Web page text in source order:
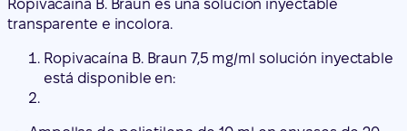
Ampollas de polietileno de 10 ml en envases de 20.
Ampollas de polietileno de 20 ml en envases de 20.
Puede que solamente estén comercializados algunos
tamaños de envases.